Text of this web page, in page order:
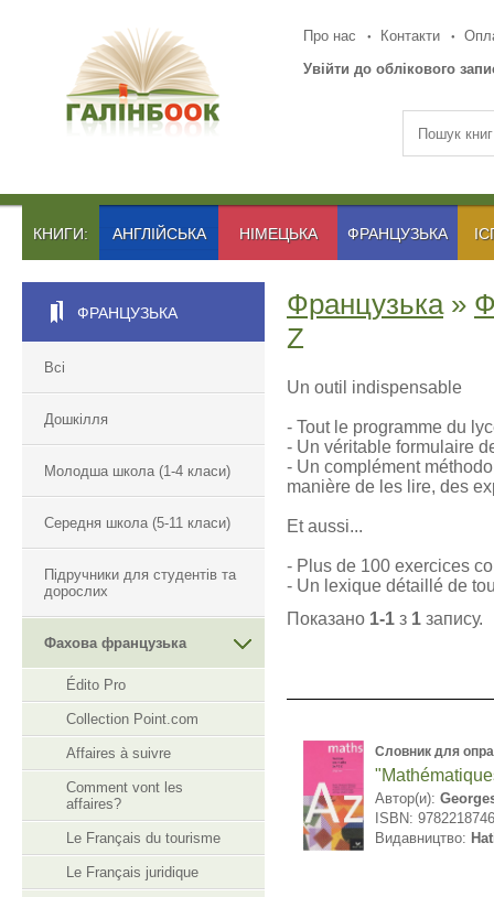
Про нас Контакти
Увійти до облікового
КНИГИ: АНГЛІЙСЬКА НІМЕЦЬКА ФРАНЦУЗЬКА
ФРАНЦУЗЬКА
Всі
Дошкілля
Молодша школа (1-4 класи)
Середня школа (5-11 класи)
Підручники для студентів та
дорослих
Фахова французька
Édito Pro
Collection Point.com
Affaires à suivre
Comment vont les
affaires?
Le Français du tourisme
Le Français juridique
Французька»
Z
Un outil indispensable
- Tout le programme du
- Un véritable formulaire
- Un complément
manière de les lire, des
Et aussi...
- Plus de 100 exercices
- Un lexique détaillé de
Показано 1-1 з 1 запису.
Словник для
Автор(и):
ISBN:
Видавництво: